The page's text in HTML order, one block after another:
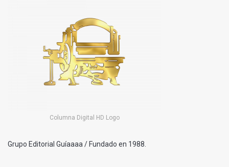
Columna Digital HD Logo
Grupo Editorial Guíaaaa / Fundado en 1988.